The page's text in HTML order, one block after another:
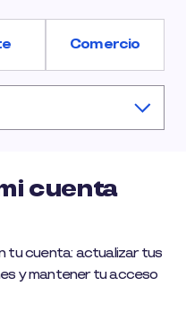
Comercio
cuenta
tu cuenta: actualizar tus
y mantener tu acceso